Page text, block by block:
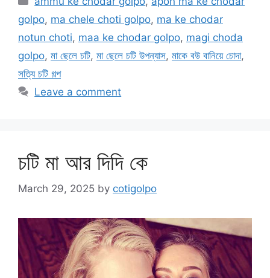
golpo, ma chele choti golpo, ma ke chodar
notun choti, maa ke chodar golpo, magi choda
golpo, মা ছেলে চটি, মা ছেলে চটি উপন্যাস, মাকে বউ বানিয়ে চোদা,
সত্যি চটি গল্প
Leave a comment
চটি মা আর দিদি কে
March 29, 2025 by cotigolpo